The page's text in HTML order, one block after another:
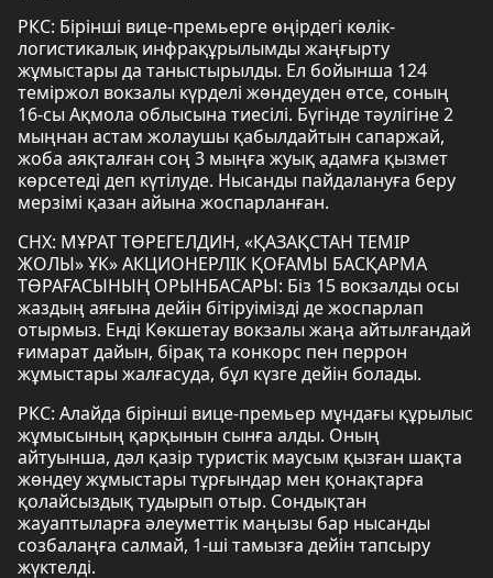
РКС: Бірінші вице-премьерге өңірдегі көлік-
логистикалық инфрақұрылымды жаңғырту
жұмыстары да таныстырылды. Ел бойынша 124
теміржол вокзалы күрделі жөндеуден өтсе, соның
16-сы Ақмола облысына тиесілі. Бүгінде тәулігіне 2
мыңнан астам жолаушы қабылдайтын сапаржай,
жоба аяқталған соң 3 мыңға жуық адамға қызмет
көрсетеді деп күтілуде. Нысанды пайдалануға беру
мерзімі қазан айына жоспарланған.
СНХ: МҰРАТ ТӨРЕГЕЛДИН, «ҚАЗАҚСТАН ТЕМІР
ЖОЛЫ» ҰК» АКЦИОНЕРЛІК ҚОҒАМЫ БАСҚАРМА
ТӨРАҒАСЫНЫҢ ОРЫНБАСАРЫ: Біз 15 вокзалды осы
жаздың аяғына дейін бітіруімізді де жоспарлап
отырмыз. Енді Көкшетау вокзалы жаңа айтылғандай
ғимарат дайын, бірақ та конкорс пен перрон
жұмыстары жалғасуда, бұл күзге дейін болады.
РКС: Алайда бірінші вице-премьер мұндағы құрылыс
жұмысының қарқынын сынға алды. Оның
айтуынша, дәл қазір туристік маусым қызған шақта
жөндеу жұмыстары тұрғындар мен қонақтарға
қолайсыздық тудырып отыр. Сондықтан
жауаптыларға әлеуметтік маңызы бар нысанды
созбалаңға салмай, 1-ші тамызға дейін тапсыру
жүктелді.